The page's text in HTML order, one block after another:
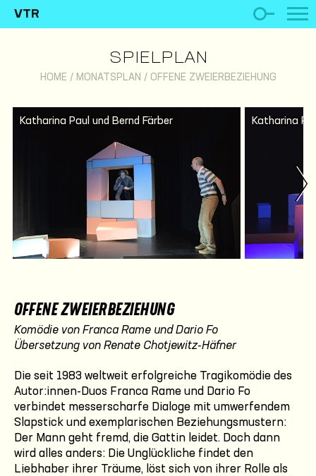
VTR
SPIELPLAN
HOME / MONATSPLAN / OFFENE ZWEIERBEZIEHUNG
Katharina Paul und Bernd Färber Katharina
OFFENE ZWEIERBEZIEHUNG
Komödie von Franca Rame und Dario Fo
Übersetzung von Renate Chotjewitz-Häfner
Die seit 1983 weltweit erfolgreiche Tragikomödie des
Autor:innen-Duos Franca Rame und Dario Fo
verbindet messerscharfe Dialoge mit umwerfendem
Slapstick und exemplarischen Beziehungsmustern:
Der Mann geht fremd, die Gattin leidet. Doch dann
wird alles anders: Die Unglückliche findet den
Liebhaber ihrer Träume, löst sich von ihrer Rolle als